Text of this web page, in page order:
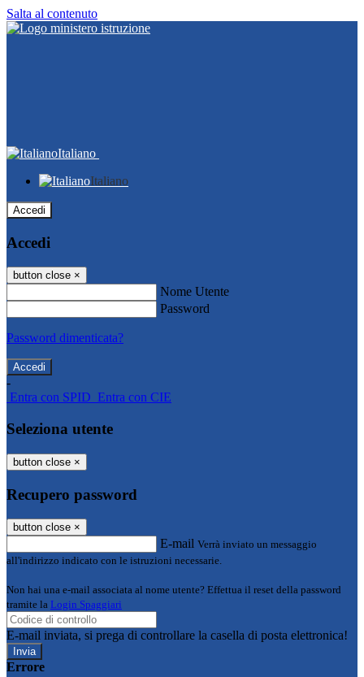
Salta al contenuto
Italiano
Italiano
Accedi
Accedi
button close ×
Nome Utente
Password
Password dimenticata?
-
Entra con SPID Entra con CIE
Seleziona utente
button close ×
Recupero password
button close ×
E-mail Verrà inviato un messaggio
all'indirizzo indicato con le istruzioni necessarie.
Non hai una e-mail associata al nome utente? Effettua il reset della password
tramite la Login Spaggiari
E-mail inviata, si prega di controllare la casella di posta elettronica!
Errore